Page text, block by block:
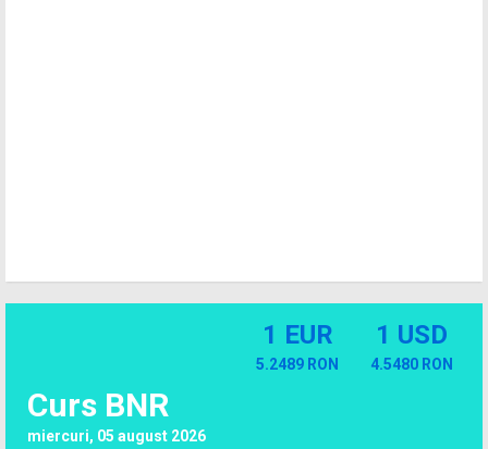
Curs BNR
miercuri, 05 august 2026
1 EUR
5.2489 RON
1 USD
4.5480 RON